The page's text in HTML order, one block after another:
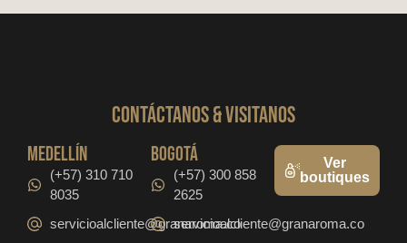
CONTáCTanos & VISITANOS
medellín
(+57) 310 710
8035
servicioalcliente@granaroma.co
bogotá
(+57) 300 858
2625
servicioalcliente@granaroma.co
Ver
boutiques